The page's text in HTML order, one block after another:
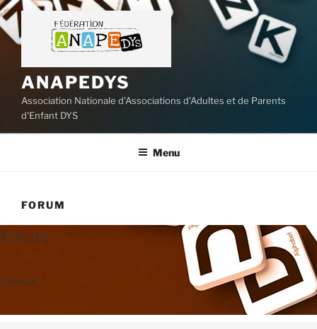
Aller
au
contenu
ANAPEDYS
Association Nationale d'Associations d'Adultes et de Parents
d'Enfant DYS
Menu
FORUM
Forum
Faurum